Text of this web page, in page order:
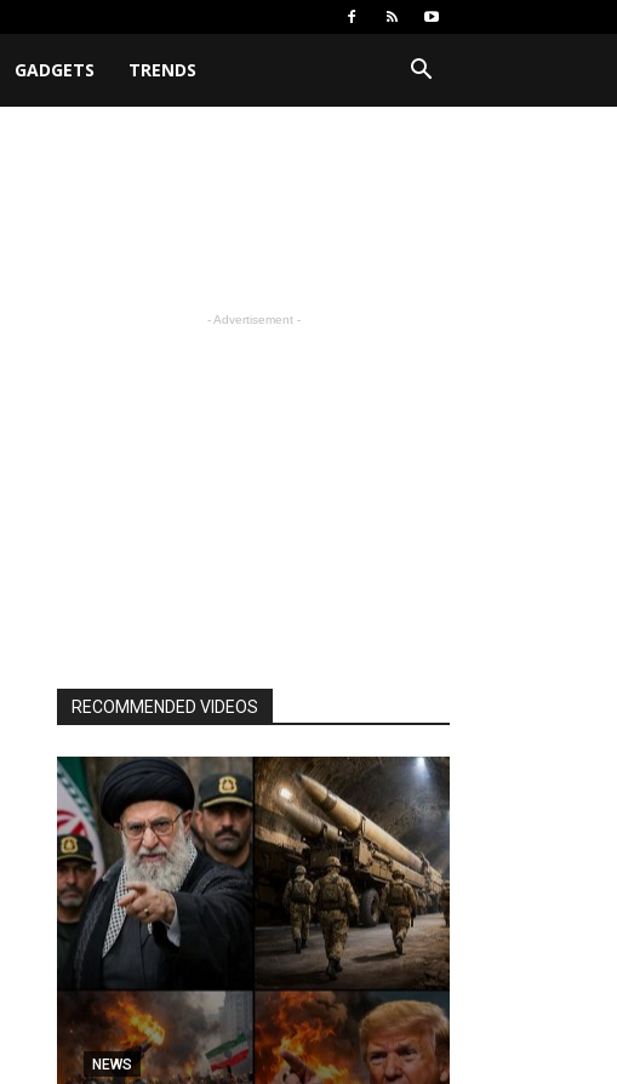
GADGETS TRENDS
- Advertisement -
RECOMMENDED VIDEOS
NEWS